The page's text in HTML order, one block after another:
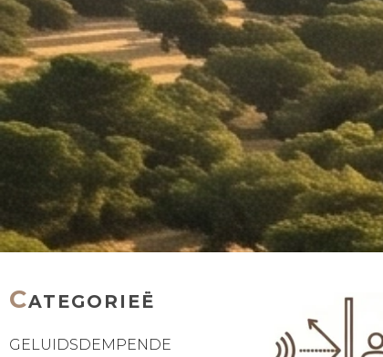
CATEGORIEË
GELUIDSDEMPENDE